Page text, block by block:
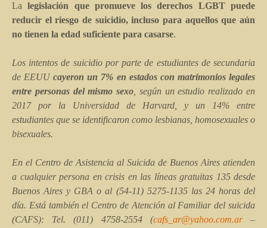
Lalegislación que promueve los derechos LGBT puede
reducir el riesgo de suicidio, incluso para aquellos que aún
no tienen la edad suficiente para casarse.
Los intentos de suicidio por parte de estudiantes de secundaria
de EEUUcayeron un 7% en estados con matrimonios legales
entre personas del mismo sexo , según un estudio realizado en
2017 por la Universidad de Harvard, y un 14% entre
estudiantes que se identificaron como lesbianas, homosexuales o
bisexuales.
En el Centro de Asistencia al Suicida de Buenos Aires atienden
a cualquier persona en crisis en las líneas gratuitas 135 desde
Buenos Aires y GBA o al (54-11) 5275-1135 las 24 horas del
día. Está también el Centro de Atención al Familiar del suicida
(CAFS): Tel. (011) 4758-2554 (cafs_ar@yahoo.com.ar–